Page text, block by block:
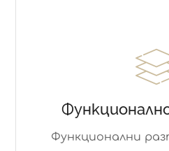
Функционални